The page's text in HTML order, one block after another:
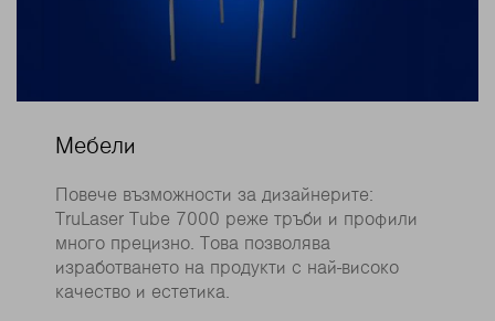
Мебели
Повече възможности за дизайнерите:
TruLaser Tube 7000 реже тръби и профили
много прецизно. Това позволява
изработването на продукти с най-високо
качество и естетика.